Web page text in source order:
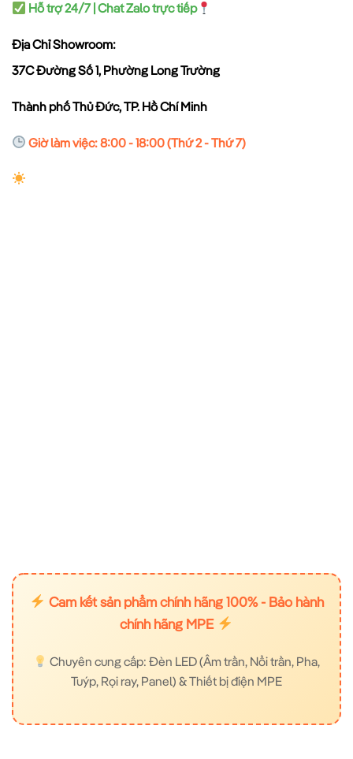
Hỗ trợ 24/7 | Chat Zalo trực tiếp
Địa Chỉ Showroom:
37C Đường Số 1, Phường Long Trường
Thành phố Thủ Đức, TP. Hồ Chí Minh
Giờ làm việc: 8:00 - 18:00 (Thứ 2 - Thứ 7)
Cam kết sản phẩm chính hãng 100% - Bảo hành
chính hãng MPE
Chuyên cung cấp: Đèn LED (Âm trần, Nổi trần, Pha,
Tuýp, Rọi ray, Panel) & Thiết bị điện MPE